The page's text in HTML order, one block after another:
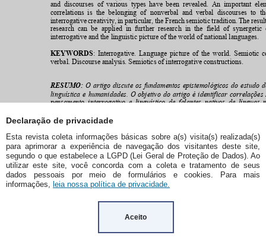
Declaração de privacidade
Esta revista coleta informações básicas sobre a(s) visita(s) realizada(s)
para aprimorar a experiência de navegação dos visitantes deste site,
segundo o que estabelece a LGPD (Lei Geral de Proteção de Dados). Ao
utilizar este site, você concorda com a coleta e tratamento de seus
dados pessoais por meio de formulários e cookies. Para mais
informações, leia nossa política de privacidade.
Aceito